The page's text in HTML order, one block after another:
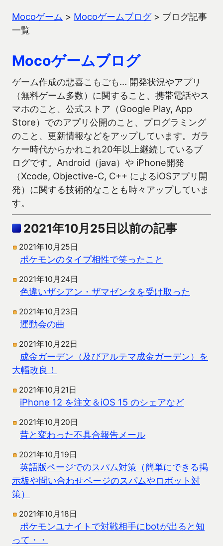
Mocoゲーム > Mocoゲームブログ> ブログ記事
一覧
Mocoゲームブログ
ゲーム作成の悲喜こもごも… 開発状況やアプリ
（無料ゲーム多数）に関すること、携帯電話やス
マホのこと、公式ストア（Google Play, App
Store）でのアプリ公開のこと、プログラミング
のこと、更新情報などをアップしています。ガラ
ケー時代からかれこれ20年以上継続しているブ
ログです。Android（java）や iPhone開発
（Xcode, Objective-C, C++ によるiOSアプリ開
発）に関する技術的なことも時々アップしていま
す。
2021年10月25日以前の記事
2021年10月25日
ポケモンのタイプ相性で笑ったこと
2021年10月24日
色違いザシアン・ザマゼンタを受け取った
2021年10月23日
運動会の曲
2021年10月22日
成金ガーデン（及びアルテマ成金ガーデン）を
大幅改良！
2021年10月21日
iPhone 12 を注文＆iOS 15 のシェアなど
2021年10月20日
昔と変わった不具合報告メール
2021年10月19日
英語版ページでのスパム対策（簡単にできる掲
示板や問い合わせページのスパムやロボット対
策）
2021年10月18日
ポケモンユナイトで対戦相手にbotが出ると知
って・・